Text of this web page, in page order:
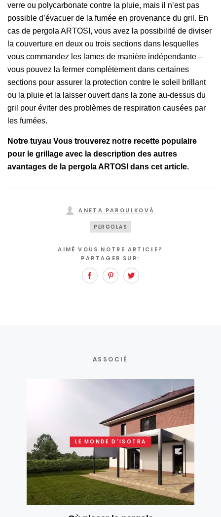
verre ou polycarbonate contre la pluie, mais il n’est pas
possible d’évacuer de la fumée en provenance du gril. En
cas de pergola ARTOSI, vous avez la possibilité de diviser
la couverture en deux ou trois sections dans lesquelles
vous commandez les lames de manière indépendante –
vous pouvez la fermer complètement dans certaines
sections pour assurer la protection contre le soleil brillant
ou la pluie et la laisser ouvert dans la zone au-dessus du
gril pour éviter des problèmes de respiration causées par
les fumées.
Notre tuyau Vous trouverez notre recette populaire
pour le grillage avec la description des autres
avantages de la pergola ARTOSI dans cet article.
ANETA PAROULKOVÁ
PERGOLAS
AIMÉ VOUS NOTRE ARTICLE?
PARTAGER SUR:
FacebookPinterest
ASSOCIÉ
LE MONDE D'ISOTRA